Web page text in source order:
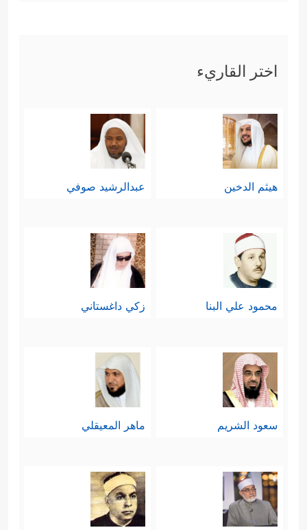
اختر القاريء
هيثم الدخين عبدالرشيد صوفي
محمود علي البنا زكي داغستاني
سعود الشريم ماهر المعيقلي